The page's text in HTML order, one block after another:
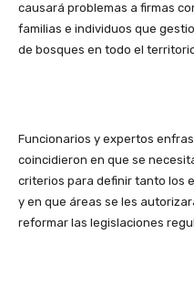
causará problemas a firmas
familias e individuos que
de bosques en todo el
Funcionarios y expertos
coincidieron en que se
criterios para definir tanto los
y en que áreas se les
reformar las legislaciones